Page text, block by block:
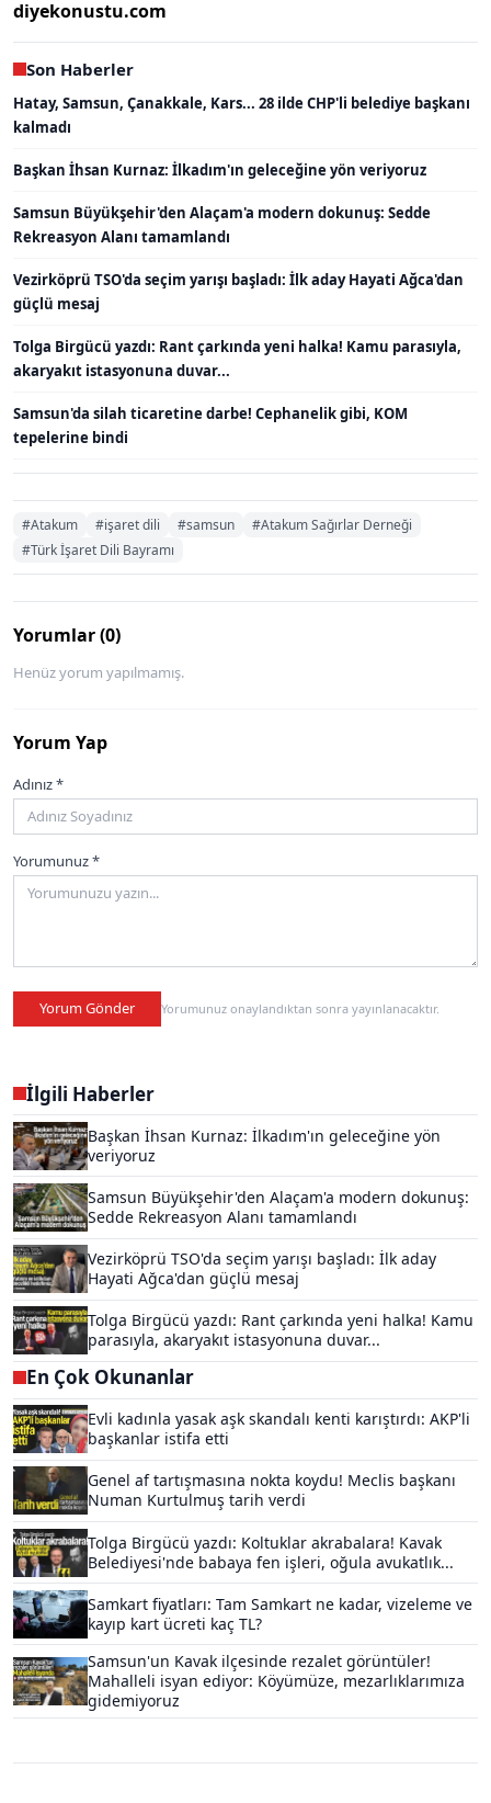
diyekonustu.com
Son Haberler
Hatay, Samsun, Çanakkale, Kars... 28 ilde CHP'li belediye başkanı
kalmadı
Başkan İhsan Kurnaz: İlkadım'ın geleceğine yön veriyoruz
Samsun Büyükşehir'den Alaçam'a modern dokunuş: Sedde
Rekreasyon Alanı tamamlandı
Vezirköprü TSO'da seçim yarışı başladı: İlk aday Hayati Ağca'dan
güçlü mesaj
Tolga Birgücü yazdı: Rant çarkında yeni halka! Kamu parasıyla,
akaryakıt istasyonuna duvar...
Samsun'da silah ticaretine darbe! Cephanelik gibi, KOM
tepelerine bindi
#Atakum #işaret dili #samsun
#Atakum Sağırlar Derneği
#Türk İşaret Dili Bayramı
Yorumlar (0)
Henüz yorum yapılmamış.
Yorum Yap
Adınız *
Yorumunuz *
Yorum Gönder Yorumunuz onaylandıktan sonra yayınlanacaktır.
İlgili Haberler
Başkan İhsan Kurnaz: İlkadım'ın geleceğine yön
veriyoruz
Samsun Büyükşehir'den Alaçam'a modern dokunuş:
Sedde Rekreasyon Alanı tamamlandı
Vezirköprü TSO'da seçim yarışı başladı: İlk aday
Hayati Ağca'dan güçlü mesaj
Tolga Birgücü yazdı: Rant çarkında yeni halka! Kamu
parasıyla, akaryakıt istasyonuna duvar...
En Çok Okunanlar
Evli kadınla yasak aşk skandalı kenti karıştırdı: AKP'li
başkanlar istifa etti
Genel af tartışmasına nokta koydu! Meclis başkanı
Numan Kurtulmuş tarih verdi
Tolga Birgücü yazdı: Koltuklar akrabalara! Kavak
Belediyesi'nde babaya fen işleri, oğula avukatlık...
Samkart fiyatları: Tam Samkart ne kadar, vizeleme ve
kayıp kart ücreti kaç TL?
Samsun'un Kavak ilçesinde rezalet görüntüler!
Mahalleli isyan ediyor: Köyümüze, mezarlıklarımıza
gidemiyoruz